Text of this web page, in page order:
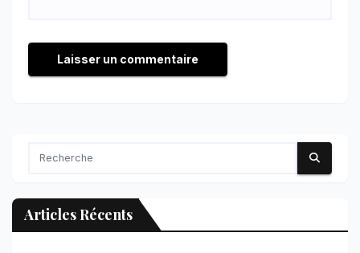
Articles Récents